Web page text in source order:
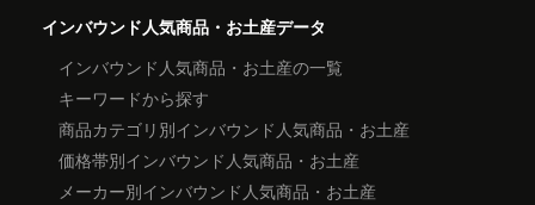
インバウンド人気商品・お土産データ
インバウンド人気商品・お土産の一覧
キーワードから探す
商品カテゴリ別インバウンド人気商品・お土産
価格帯別インバウンド人気商品・お土産
メーカー別インバウンド人気商品・お土産